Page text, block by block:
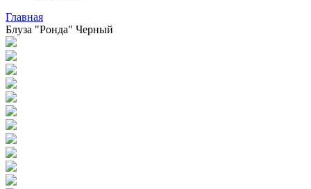
Главная
Блуза "Ронда" Черный